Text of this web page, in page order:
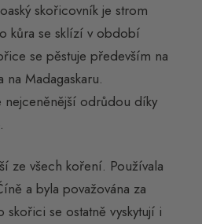
skořicovník je strom
kůra se sklízí v období
se pěstuje především na
Madagaskaru.
nejceněnější odrůdou díky
ze všech koření. Používala
a byla považována za
se ostatně vyskytují i